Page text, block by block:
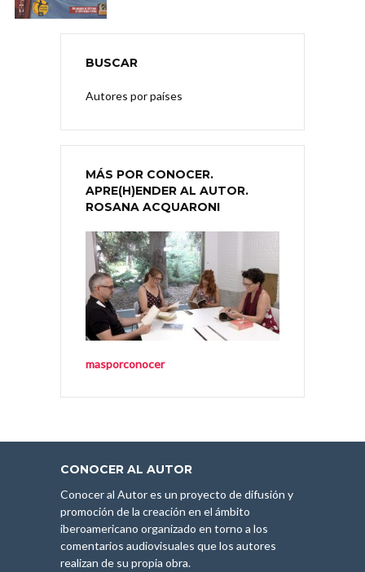
BUSCAR
Autores por países
MÁS POR CONOCER.
APRE(H)ENDER AL AUTOR.
ROSANA ACQUARONI
masporconocer
CONOCER AL AUTOR
Conocer al Autor es un proyecto de difusión y
promoción de la creación en el ámbito
iberoamericano organizado en torno a los
comentarios audiovisuales que los autores
realizan de su propia obra.